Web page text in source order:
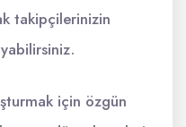
takipçilerinizin
için özgün